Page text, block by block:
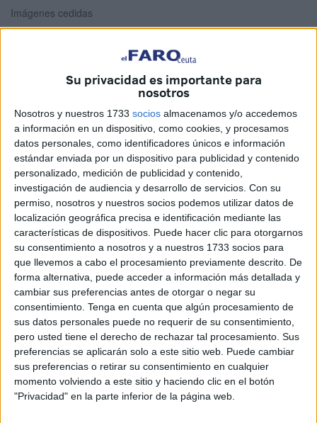
Su privacidad es importante para
nosotros
Nosotros y nuestros 1733 socios almacenamos y/o accedemos
a información en un dispositivo, como cookies, y procesamos
datos personales, como identificadores únicos e información
estándar enviada por un dispositivo para publicidad y contenido
personalizado, medición de publicidad y contenido,
investigación de audiencia y desarrollo de servicios. Con su
permiso, nosotros y nuestros socios podemos utilizar datos de
localización geográfica precisa e identificación mediante las
características de dispositivos. Puede hacer clic para otorgarnos
su consentimiento a nosotros y a nuestros 1733 socios para
que llevemos a cabo el procesamiento previamente descrito. De
forma alternativa, puede acceder a información más detallada y
cambiar sus preferencias antes de otorgar o negar su
consentimiento. Tenga en cuenta que algún procesamiento de
sus datos personales puede no requerir de su consentimiento,
pero usted tiene el derecho de rechazar tal procesamiento. Sus
preferencias se aplicarán solo a este sitio web. Puede cambiar
sus preferencias o retirar su consentimiento en cualquier
momento volviendo a este sitio y haciendo clic en el botón
"Privacidad" en la parte inferior de la página web.
Imágenes cedidas
La segunda edición de la iniciativa‘Diversión Solidaria’
puesta en marcha desde Jóvenes por la Dignidad, sección
joven deMDyC, ha sido un “éxito”, según informan los
integrantes de la formación localista de Ceuta.
La actividad, que se llevó a cabo el pasado 21 de
septiembre en el Auditorio de ‘La Marina’, consistía en la
recogida de material escolarpara las familias más
vulnerablesde la ciudad autónoma, y esta contó “con una
gran participación”, indican desde la organización.
Asimismo, añaden que el objetivo de la juventud de MDyC
ha sido el de colaborar con las familias que carecen de
recursos, todo ello acompañado de numerosas actividades
en una jornada de juegos donde los niños fueron los
protagonistas, donde hubo sorpresas para los más
pequeños, “que pudieron compaginar la diversión con la
solidaridad”, expresan.